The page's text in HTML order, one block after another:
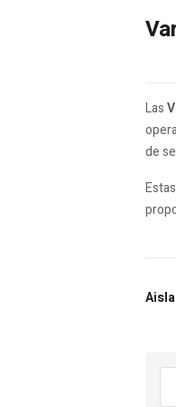
Las
de